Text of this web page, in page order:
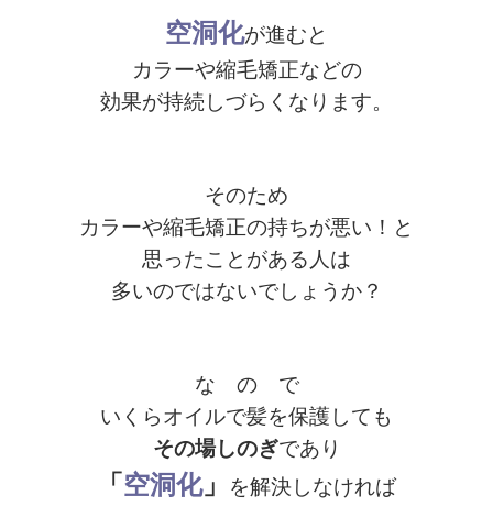
空洞化が進むと
カラーや縮毛矯正などの
効果が持続しづらくなります。
そのため
カラーや縮毛矯正の持ちが悪い！と
思ったことがある人は
多いのではないでしょうか？
な の で
いくらオイルで髪を保護しても
その場しのぎであり
「空洞化」
を解決しなければ